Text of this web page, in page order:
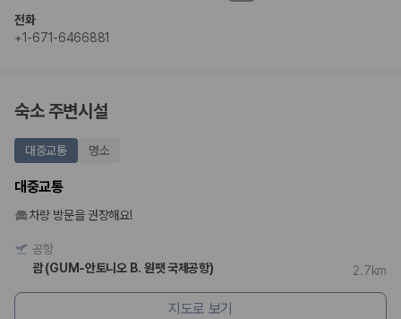
전화
+1-671-6466881
숙소 주변시설
대중교통 명소
대중교통
차량 방문을 권장해요!
공항
괌 (GUM-안토니오 B. 원팻 국제공항)
2.7km
지도로 보기